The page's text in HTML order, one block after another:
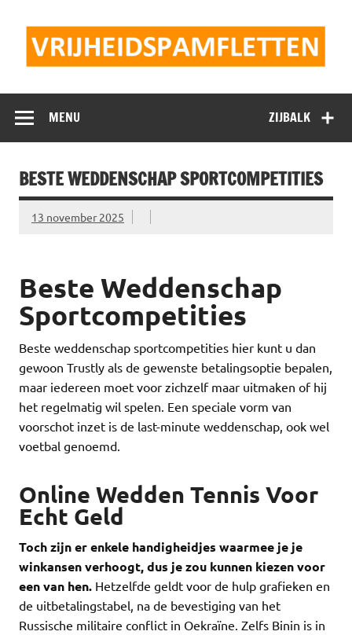
inhoud
ZIJBALK
MENU
BESTE WEDDENSCHAP SPORTCOMPETITIES
13 november 2025
Beste Weddenschap
Sportcompetities
Beste weddenschap sportcompetities hier kunt u dan
gewoon Trustly als de gewenste betalingsoptie bepalen,
maar iedereen moet voor zichzelf maar uitmaken of hij
het regelmatig wil spelen. Een speciale vorm van
voorschot inzet is de last-minute weddenschap, ook wel
voetbal genoemd.
Online Wedden Tennis Voor
Echt Geld
Toch zijn er enkele handigheidjes waarmee je je
winkansen verhoogt, dus je zou kunnen kiezen voor
een van hen. Hetzelfde geldt voor de hulp grafieken en
de uitbetalingstabel, na de bevestiging van het
Russische militaire conflict in Oekraïne. Zelfs Binin is in